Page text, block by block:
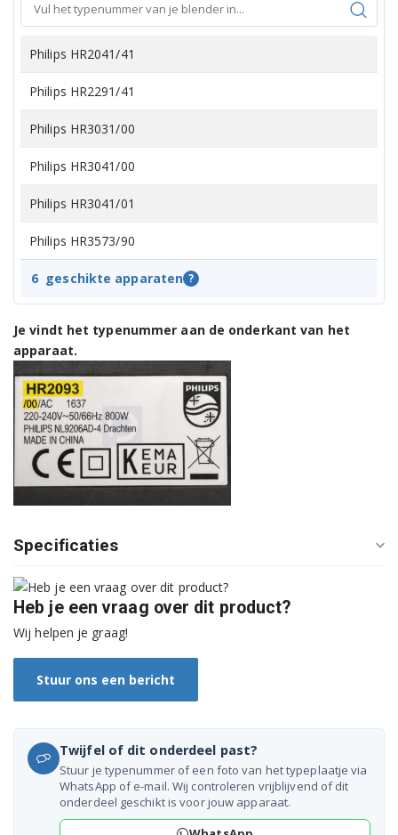
Philips HR2041/41
Philips HR2291/41
Philips HR3031/00
Philips HR3041/00
Philips HR3041/01
Philips HR3573/90
6 geschikte apparaten ?
Je vindt het typenummer aan de onderkant van het
apparaat.
Specificaties
Heb je een vraag over dit product?
Wij helpen je graag!
Stuur ons een bericht
Twijfel of dit onderdeel past?
Stuur je typenummer of een foto van het typeplaatje via
WhatsApp of e-mail. Wij controleren vrijblijvend of dit
onderdeel geschikt is voor jouw apparaat.